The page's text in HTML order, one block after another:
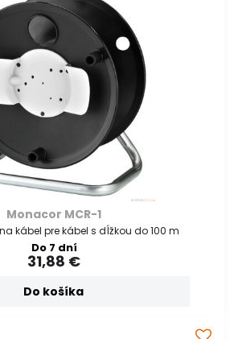
Monacor MCR-1
kábel pre kábel s dĺžkou do 100 m
Do 7 dní
31,88 €
Do košíka